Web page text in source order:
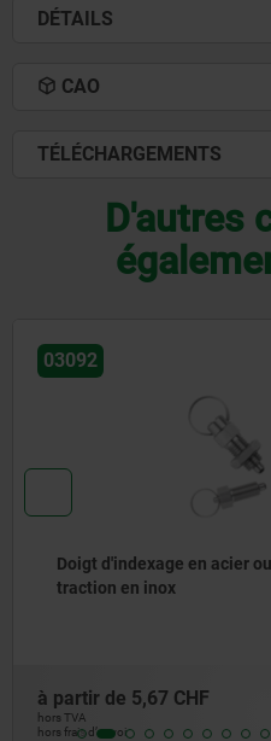
DÉTAILS
CAO
TÉLÉCHARGEMENTS
D'autres
03092
Doigt d’indexage en
modèle court, avec
à partir de8,28 CHF
hors TVA
hors frais d’envoi